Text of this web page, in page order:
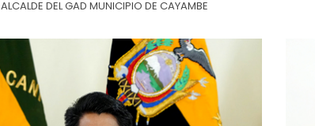
ALCALDE DEL GAD MUNICIPIO DE CAYAMBE